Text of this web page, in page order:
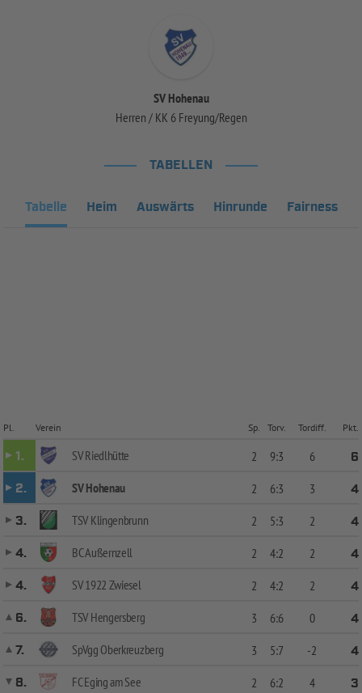
SV Hohenau
Herren / KK 6 Freyung/Regen
TABELLEN
Tabelle Heim Auswärts Hinrunde Fairness
Pl. Verein Sp. Torv. Tordiff. Pkt.
1. SV Riedlhütte 2 9:3 6
6
2.
SV Hohenau 2 6:3 3
4
3.
TSV Klingenbrunn 2 5:3 2
4
4.
BC Außernzell 2 4:2 2
4
4.
SV 1922 Zwiesel 2 4:2 2
4
6.
TSV Hengersberg 3 6:6 0
4
7.
SpVgg Oberkreuzberg 3 5:7 -2
4
8.
FC Eging am See 2 6:2 4
3